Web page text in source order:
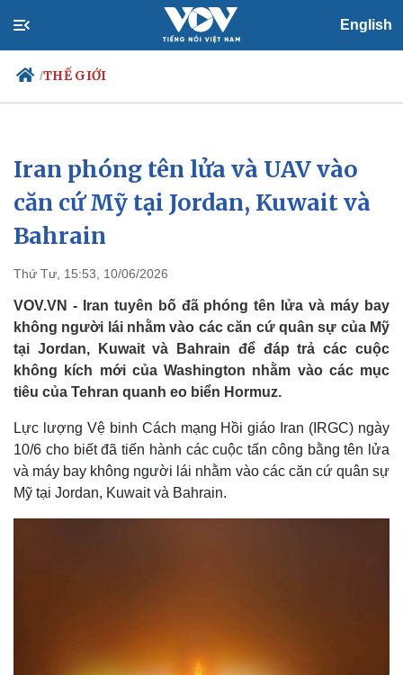
English
/THẾ GIỚI
Chính trị
Đảng
Tổ chức nhân sự
Quốc hội
Xã hội
Tin 24h
Dự báo thời tiết
Iran phóng tên lửa và UAV vào
căn cứ Mỹ tại Jordan, Kuwait và
Bahrain
Thứ Tư, 15:53, 10/06/2026
VOV.VN - Iran tuyên bố đã phóng tên lửa và máy bay
không người lái nhằm vào các căn cứ quân sự của Mỹ
tại Jordan, Kuwait và Bahrain để đáp trả các cuộc
không kích mới của Washington nhằm vào các mục
tiêu của Tehran quanh eo biển Hormuz.
Lực lượng Vệ binh Cách mạng Hồi giáo Iran (IRGC) ngày
10/6 cho biết đã tiến hành các cuộc tấn công bằng tên lửa
và máy bay không người lái nhằm vào các căn cứ quân sự
Mỹ tại Jordan, Kuwait và Bahrain.